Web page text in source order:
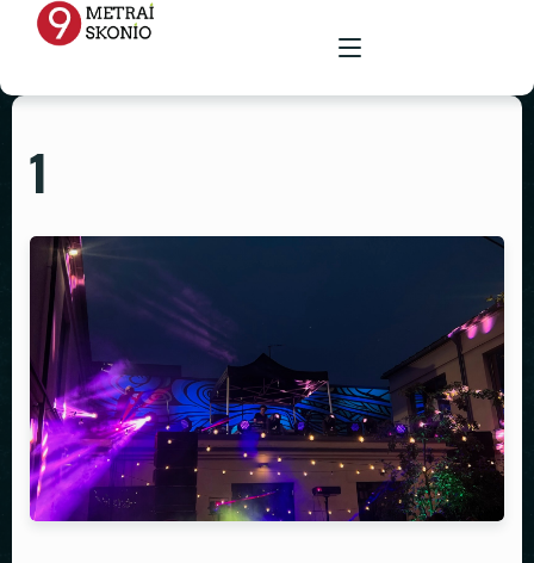
RENGINIŲ ERDVĖ
MAISTAS ŠVENTĖMS
MAITINIMAS VIETOJE
PARUOŠTAS MAISTAS ŠVENTĖMS
GALERIJA
KONTAKTAI
REKVIZITŲ NUOMA
KĖDĖS
STALTIESĖS
VAZOS
ŽVAKIDĖS
1